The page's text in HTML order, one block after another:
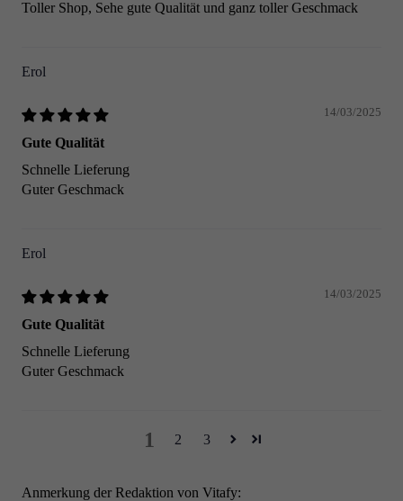
Toller Shop, Sehe gute Qualität und ganz toller Geschmack
Erol
14/03/2025
Gute Qualität
Schnelle Lieferung
Guter Geschmack
Erol
14/03/2025
Gute Qualität
Schnelle Lieferung
Guter Geschmack
1 2 3
Anmerkung der Redaktion von Vitafy: